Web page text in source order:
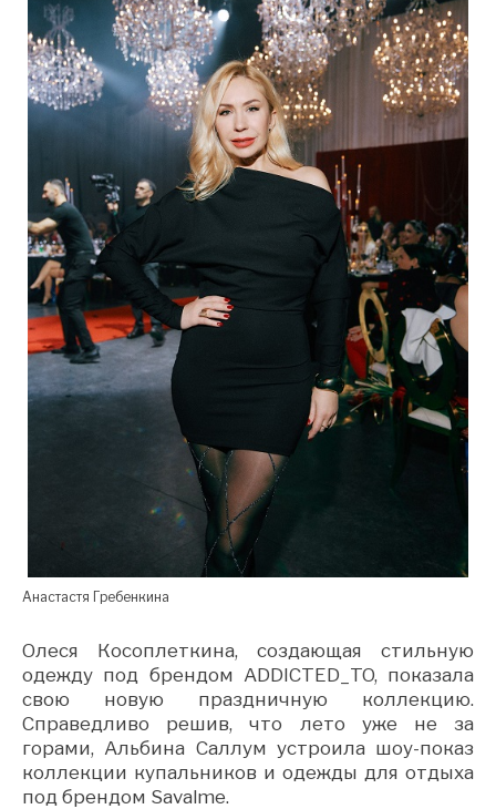
Анастастя Гребенкина
Олеся Косоплеткина, создающая стильную
одежду под брендом ADDICTED_TO, показала
свою новую праздничную коллекцию.
Справедливо решив, что лето уже не за
горами, Альбина Саллум устроила шоу-показ
коллекции купальников и одежды для отдыха
под брендом Savalme.